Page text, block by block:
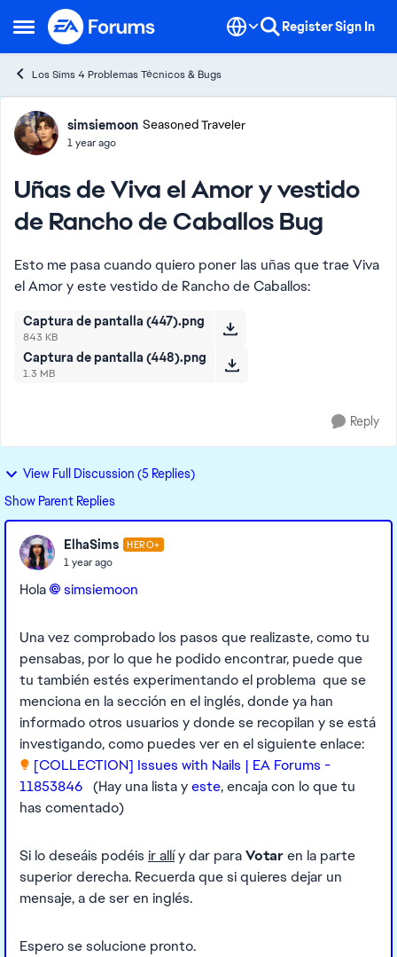
Open Side Menu
Skip to content RegisterSign In
Los Sims 4 Problemas Técnicos & Bugs
Forum Discussion
simsiemoon Seasoned Traveler
1 year ago
Uñas de Viva el Amor y vestido
de Rancho de Caballos Bug
Esto me pasa cuando quiero poner las uñas que trae Viva
el Amor y este vestido de Rancho de Caballos:
Captura de pantalla (447).png
843 KB
Captura de pantalla (448).png
1.3 MB
Reply
View Full Discussion (5 Replies)
Show Parent Replies
ElhaSims HERO+
1 year ago
Hola simsiemoon
Una vez comprobado los pasos que realizaste, como tu
pensabas, por lo que he podido encontrar, puede que
tu también estés experimentando el problema que se
menciona en la sección en el inglés, donde ya han
informado otros usuarios y donde se recopilan y se está
investigando, como puedes ver en el siguiente enlace:
[COLLECTION] Issues with Nails | EA Forums -
11853846 (Hay una lista yeste, encaja con lo que tu
has comentado)
Si lo deseáis podéis ir allíy dar paraVotaren la parte
superior derecha. Recuerda que si quieres dejar un
mensaje, a de ser en inglés.
Espero se solucione pronto.